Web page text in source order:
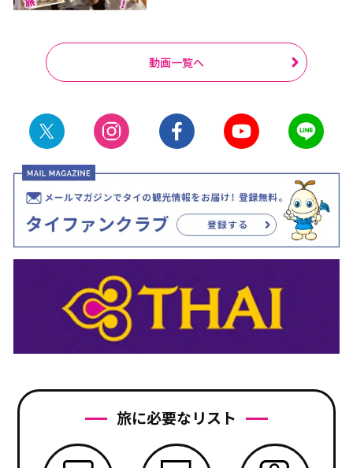
動画一覧へ
旅に必要なリスト